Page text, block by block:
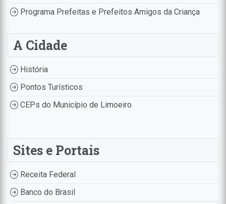
Programa Prefeitas e Prefeitos Amigos da Criança
A Cidade
História
Pontos Turísticos
CEPs do Município de Limoeiro
Sites e Portais
Receita Federal
Banco do Brasil